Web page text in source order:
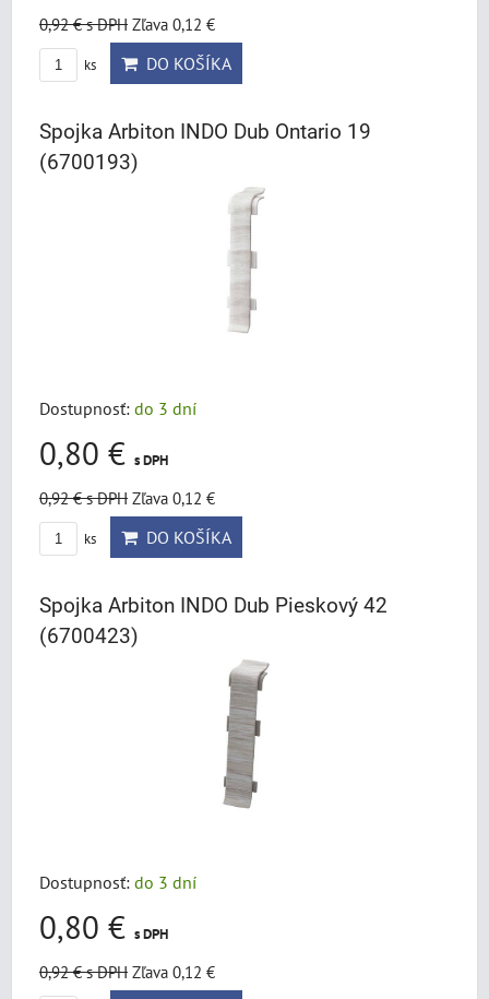
0,92 €s DPH Zľava 0,12 €
ks DO KOŠÍKA
Spojka Arbiton INDO Dub Ontario 19
(6700193)
Dostupnosť: do 3 dní
0,80 € s DPH
0,92 €s DPH Zľava 0,12 €
ks DO KOŠÍKA
Spojka Arbiton INDO Dub Pieskový 42
(6700423)
Dostupnosť: do 3 dní
0,80 € s DPH
0,92 €s DPH Zľava 0,12 €